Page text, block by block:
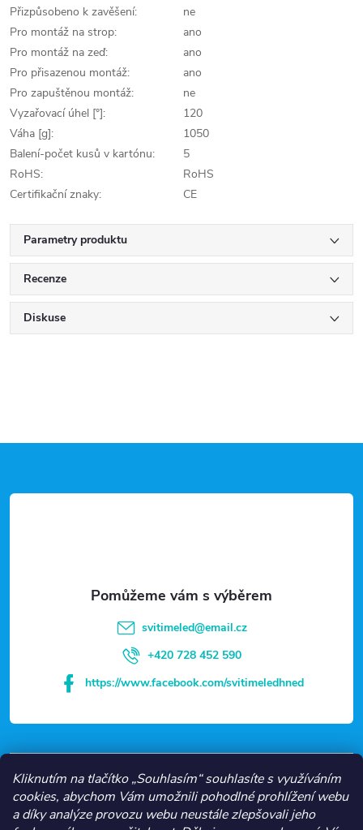
Kliknutím na tlačítko „Souhlasím“ souhlasíte s využíváním
cookies, abychom Vám umožnili pohodlné prohlížení webu
a díky analýze provozu webu neustále zlepšovali jeho
Přizpůsobeno k zavěšení:
ne
Pro montáž na strop:
ano
Pro montáž na zeď:
ano
Pro přisazenou montáž:
ano
Pro zapuštěnou montáž:
ne
Vyzařovací úhel [°]:
120
Váha [g]:
1050
Balení-počet kusů v kartónu:
5
RoHS:
RoHS
Certifikační znaky:
CE
Parametry produktu
Recenze
Diskuse
á
VŠE O NÁKUPU
NEJČASTĚJŠÍ KATEGORIE
svitimeled@email.cz
+420 728 452 590
https://www.facebook.com/svitimeledhned